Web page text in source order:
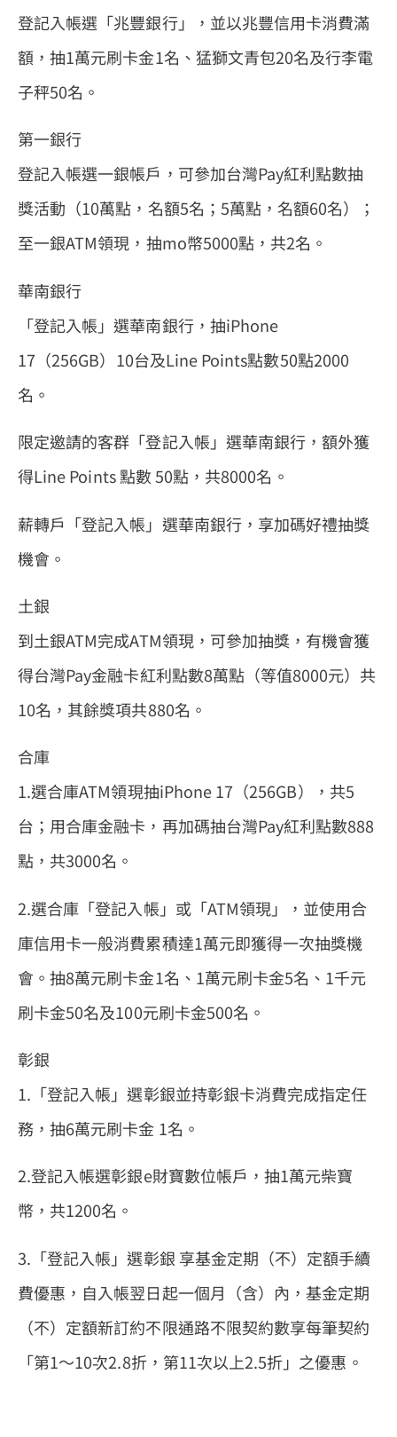
登記入帳選「兆豐銀行」，並以兆豐信用卡消費滿
額，抽1萬元刷卡金1名、猛獅文青包20名及行李電
子秤50名。
第一銀行
登記入帳選一銀帳戶，可參加台灣Pay紅利點數抽
獎活動（10萬點，名額5名；5萬點，名額60名）；
至一銀ATM領現，抽mo幣5000點，共2名。
華南銀行
「登記入帳」選華南銀行，抽iPhone
17（256GB）10台及Line Points點數50點2000
名。
限定邀請的客群「登記入帳」選華南銀行，額外獲
得Line Points 點數 50點，共8000名。
薪轉戶「登記入帳」選華南銀行，享加碼好禮抽獎
機會。
土銀
到土銀ATM完成ATM領現，可參加抽獎，有機會獲
得台灣Pay金融卡紅利點數8萬點（等值8000元）共
10名，其餘獎項共880名。
合庫
1.選合庫ATM領現抽iPhone 17（256GB），共5
台；用合庫金融卡，再加碼抽台灣Pay紅利點數888
點，共3000名。
2.選合庫「登記入帳」或「ATM領現」，並使用合
庫信用卡一般消費累積達1萬元即獲得一次抽獎機
會。抽8萬元刷卡金1名、1萬元刷卡金5名、1千元
刷卡金50名及100元刷卡金500名。
彰銀
1.「登記入帳」選彰銀並持彰銀卡消費完成指定任
務，抽6萬元刷卡金 1名。
2.登記入帳選彰銀e財寶數位帳戶，抽1萬元柴寶
幣，共1200名。
3.「登記入帳」選彰銀 享基金定期（不）定額手續
費優惠，自入帳翌日起一個月（含）內，基金定期
（不）定額新訂約不限通路不限契約數享每筆契約
「第1～10次2.8折，第11次以上2.5折」之優惠。